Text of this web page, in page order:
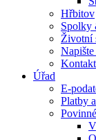
Hřbitov
Spolky
Životní
Napište
Kontakt
Úřad
E-
Platby